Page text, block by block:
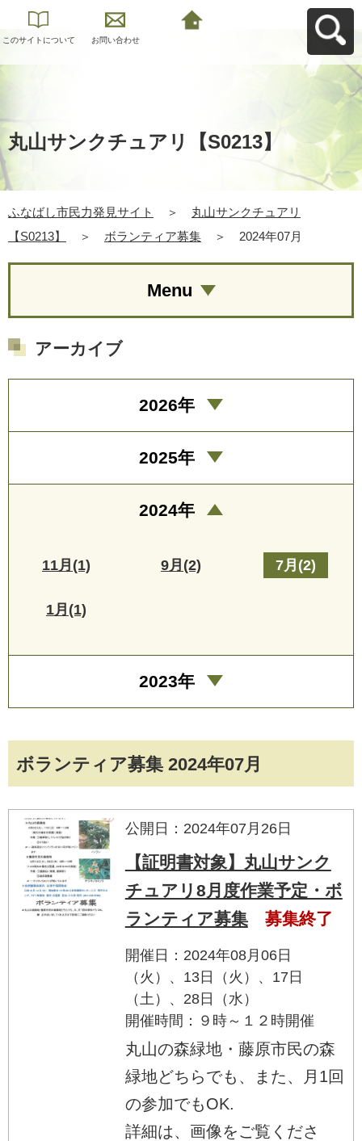
このサイトについて お問い合わせ
丸山サンクチュアリ【S0213】
ふなばし市民力発見サイト ＞
丸山サンクチュアリ
【S0213】
＞ ボランティア募集 ＞ 2024年07月
ボランティア募集 2024年07月
公開日：2024年07月26日
【証明書対象】丸山サンク
チュアリ8月度作業予定・ボ
ランティア募集
募集終了
開催日：2024年08月06日
（火）、13日（火）、17日
（土）、28日（水）
開催時間：９時～１２時開催
丸山の森緑地・藤原市民の森
緑地どちらでも、また、月1回
の参加でもOK.
詳細は、画像をご覧くださ
Menu
アーカイブ
2026年
2025年
2024年
11月(1) 9月(2) 7月(2)
1月(1)
2023年